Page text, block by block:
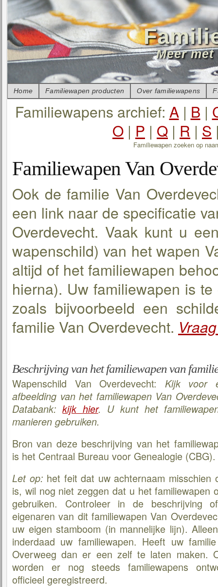
Familiewapens archief: A| B |
O | P | Q | R | S
Familiewapen zoeken op
Familiewapen Van
Ook de familie Van
een link naar de specificatie
Overdevecht. Vaak kunt u
wapenschild) van het wapen
altijd of het familiewapen
hierna). Uw familiewapen is
zoals bijvoorbeeld een
familie Van Overdevecht.
Beschrijving van het familiewapen van
Wapenschild Van Overdevecht: Kijk voor
afbeelding van het familiewapen Van
Databank:kijk hier. U kunt het
manieren gebruiken.
Bron van deze beschrijving van het
is het Centraal Bureau voor Genealogie (CBG).
Let op: het feit dat uw achternaam misschien
is, wil nog niet zeggen dat u het familiewapen
gebruiken. Controleer in de beschrijving
eigenaren van dit familiewapen Van
uw eigen stamboom (in mannelijke lijn).
inderdaad uw familiewapen. Heeft uw
Overweeg dan er een zelf te laten maken.
worden er nog steeds familiewapens
officieel geregistreerd.
Home Familiewapen producten Over familiewapens
Meer